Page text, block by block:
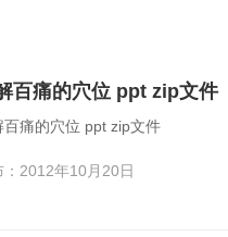
百痛的穴位 ppt zip文件
百痛的穴位 ppt zip文件
：2012年10月20日